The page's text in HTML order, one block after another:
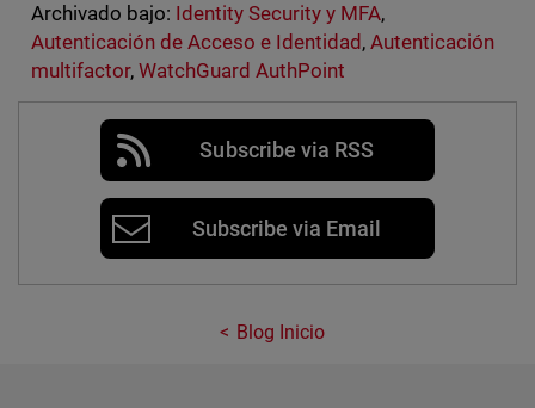
Archivado bajo: Identity Security y MFA,
Autenticación de Acceso e Identidad ,Autenticación
multifactor, WatchGuard AuthPoint
Subscribe via RSS
Subscribe via Email
Blog Inicio